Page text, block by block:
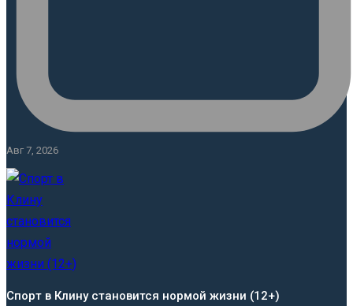
Авг 7, 2026
Спорт в Клину становится нормой жизни (12+)